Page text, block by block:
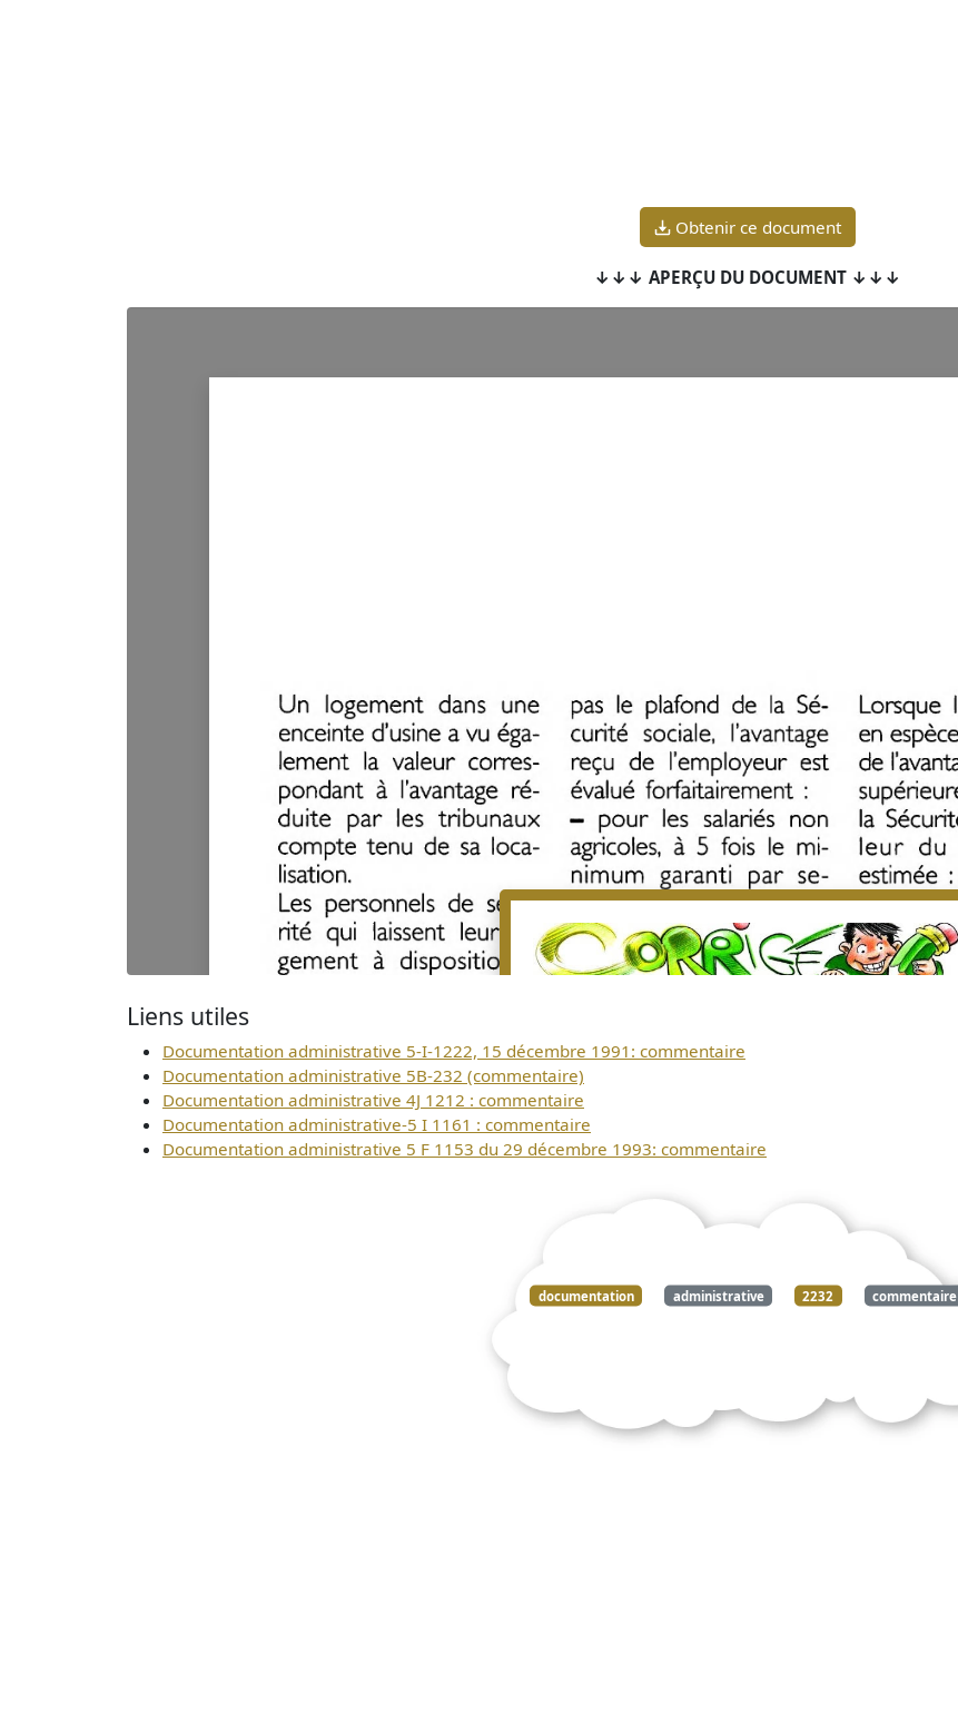
Obtenir ce document
↓↓↓ APERÇU DU DOCUMENT ↓↓↓
gratuitement ce
document
Liens utiles
Documentation administrative 5-I-1222, 15 décembre 1991: commentaire
Documentation administrative 5B-232 (commentaire)
Documentation administrative 4J 1212 : commentaire
Documentation administrative-5 I 1161 : commentaire
Documentation administrative 5 F 1153 du 29 décembre 1993: commentaire
documentation administrative 2232 commentaire